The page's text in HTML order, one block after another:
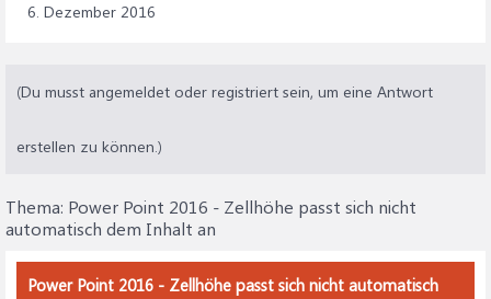
6. Dezember 2016
(Du musst angemeldet oder registriert sein, um eine Antwort
erstellen zu können.)
Thema: Power Point 2016 - Zellhöhe passt sich nicht
automatisch dem Inhalt an
Power Point 2016 - Zellhöhe passt sich nicht automatisch